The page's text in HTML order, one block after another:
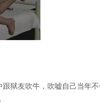
友吹牛，吹嘘自己当年不